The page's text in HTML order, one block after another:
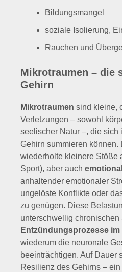
Bildungsmangel
soziale Isolierung,
Rauchen und
Mikrotraumen – die
Gehirn
Mikrotraumen sind kleine,
Verletzungen – sowohl
seelischer Natur –, die sich
Gehirn summieren können.
wiederholte kleinere Stöße
Sport), aber auch
anhaltender emotionaler
ungelöste Konflikte oder
zu genügen. Diese
unterschwellig chronischen
Entzündungsprozesse
wiederum die neuronale
beeinträchtigen. Auf Dauer
Resilienz des Gehirns –